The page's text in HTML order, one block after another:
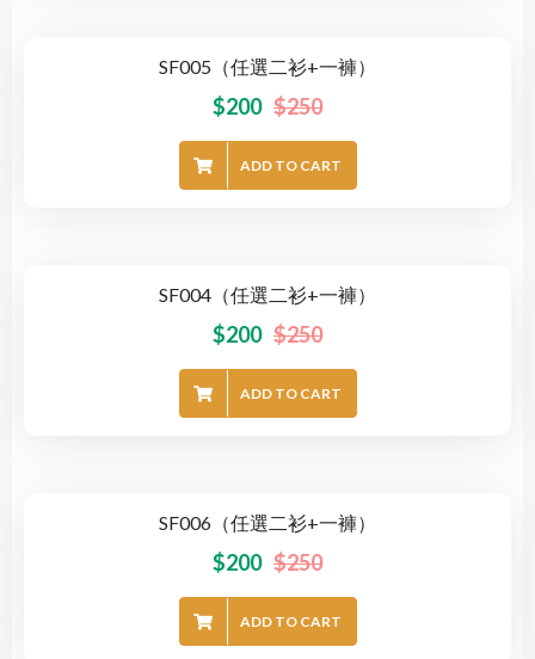
SF005（任選二衫+一褲）
$250
$200
ADD TO CART
SF004（任選二衫+一褲）
$250
$200
ADD TO CART
SF006（任選二衫+一褲）
$250
$200
ADD TO CART